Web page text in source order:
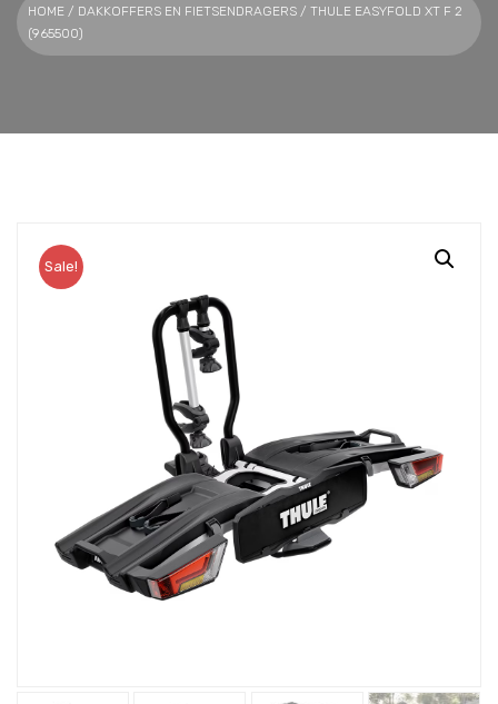
HOME / DAKKOFFERS EN FIETSENDRAGERS / THULE EASYFOLD XT F 2
(965500)
Sale!